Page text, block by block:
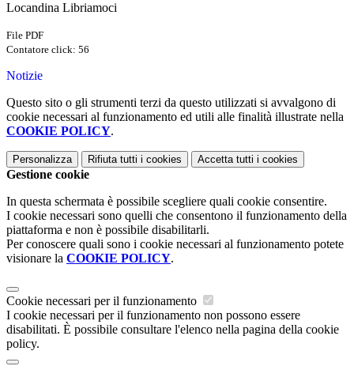
Locandina Libriamoci
File PDF
Contatore click: 56
Notizie
Questo sito o gli strumenti terzi da questo utilizzati si avvalgono di
cookie necessari al funzionamento ed utili alle finalità illustrate nella
COOKIE POLICY.
Personalizza Rifiuta tutti i cookies Accetta tutti i cookies
Gestione cookie
In questa schermata è possibile scegliere quali cookie consentire.
I cookie necessari sono quelli che consentono il funzionamento della
piattaforma e non è possibile disabilitarli.
Per conoscere quali sono i cookie necessari al funzionamento potete
visionare la COOKIE POLICY.
Cookie necessari per il funzionamento
I cookie necessari per il funzionamento non possono essere
disabilitati. È possibile consultare l'elenco nella pagina della cookie
policy.